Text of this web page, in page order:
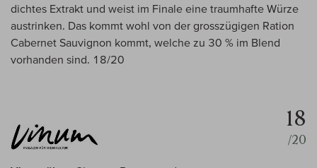
dichtes Extrakt und weist im Finale eine traumhafte Würze
austrinken. Das kommt wohl von der grosszügigen Ration
Cabernet Sauvignon kommt, welche zu 30 % im Blend
vorhanden sind. 18/20
18
/20